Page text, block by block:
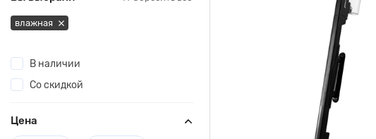
влажная
В наличии
Со скидкой
Цена